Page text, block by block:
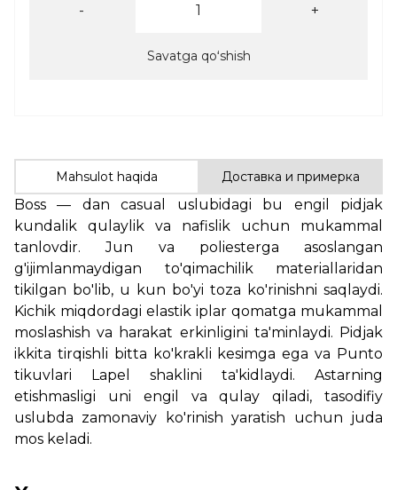
- +
Savatga qoʻshish
Mahsulot haqida Доставка и примерка
Boss — dan casual uslubidagi bu engil pidjak
kundalik qulaylik va nafislik uchun mukammal
tanlovdir. Jun va poliesterga asoslangan
g'ijimlanmaydigan to'qimachilik materiallaridan
tikilgan bo'lib, u kun bo'yi toza ko'rinishni saqlaydi.
Kichik miqdordagi elastik iplar qomatga mukammal
moslashish va harakat erkinligini ta'minlaydi. Pidjak
ikkita tirqishli bitta ko'krakli kesimga ega va Punto
tikuvlari Lapel shaklini ta'kidlaydi. Astarning
etishmasligi uni engil va qulay qiladi, tasodifiy
uslubda zamonaviy ko'rinish yaratish uchun juda
mos keladi.